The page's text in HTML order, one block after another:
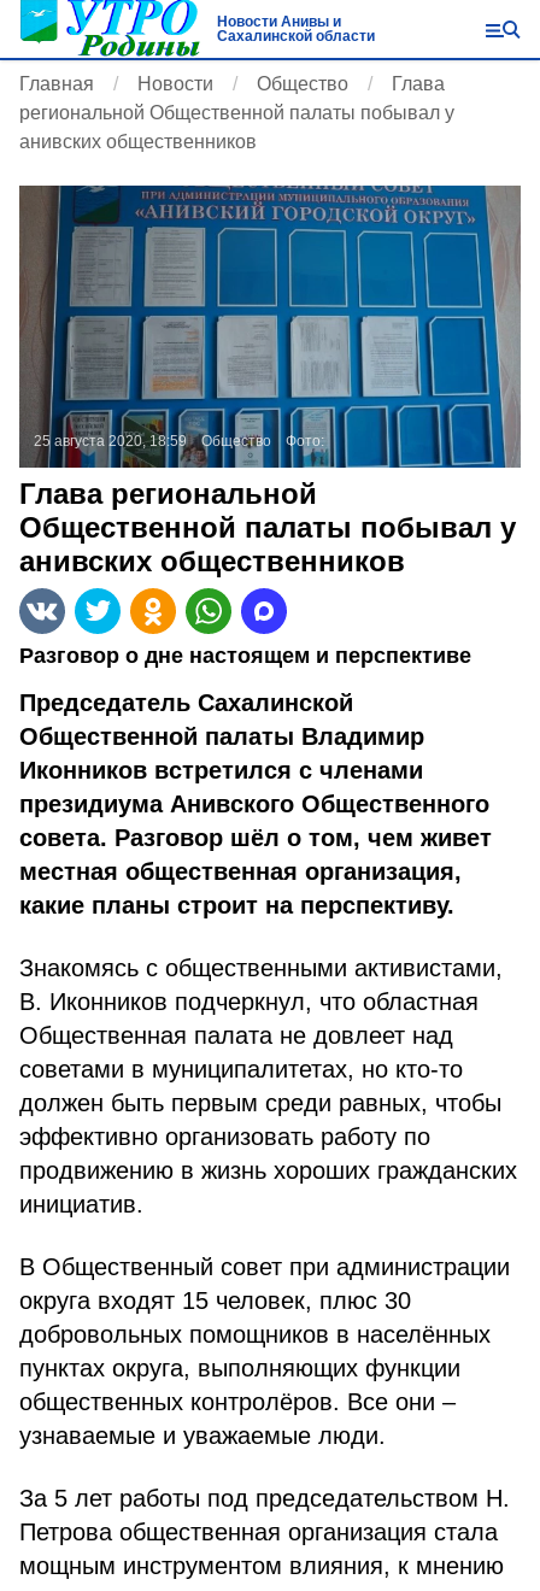
Новости Анивы и
Сахалинской области
Главная Новости Общество
Глава
региональной Общественной палаты побывал у
анивских общественников
25 августа 2020, 18:59 Общество Фото:
Глава региональной
Общественной палаты побывал у
анивских общественников
Разговор о дне настоящем и перспективе
Председатель Сахалинской
Общественной палаты Владимир
Иконников встретился с членами
президиума Анивского Общественного
совета. Разговор шёл о том, чем живет
местная общественная организация,
какие планы строит на перспективу.
Знакомясь с общественными активистами,
В. Иконников подчеркнул, что областная
Общественная палата не довлеет над
советами в муниципалитетах, но кто-то
должен быть первым среди равных, чтобы
эффективно организовать работу по
продвижению в жизнь хороших гражданских
инициатив.
В Общественный совет при администрации
округа входят 15 человек, плюс 30
добровольных помощников в населённых
пунктах округа, выполняющих функции
общественных контролёров. Все они –
узнаваемые и уважаемые люди.
За 5 лет работы под председательством Н.
Петрова общественная организация стала
мощным инструментом влияния, к мнению